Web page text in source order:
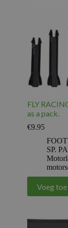
FLY
as a pack.
€9.95
SP.
Voeg toe